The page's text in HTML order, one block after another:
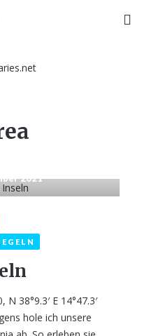
2021
38°9.3′ E 14°47.3′
hole ich unsere